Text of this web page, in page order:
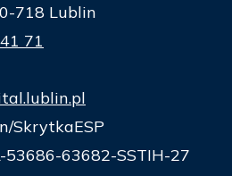
718 Lublin
71
SkrytkaESP
53686-63682-SSTIH-27